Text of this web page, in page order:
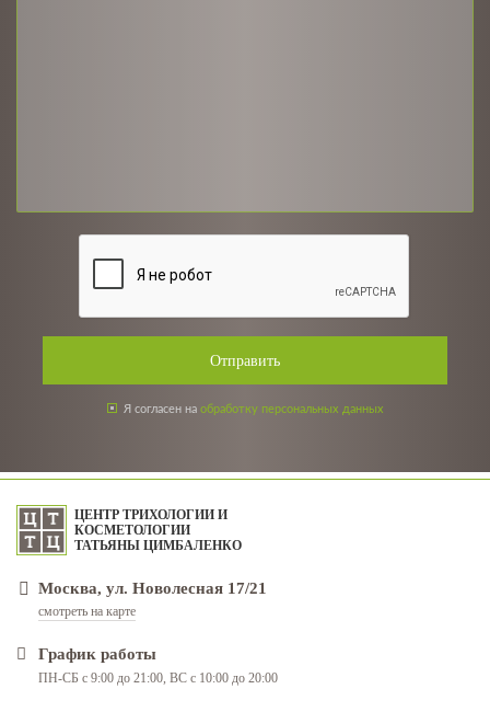
Отправить
Я согласен на обработку персональных данных
ЦЕНТР ТРИХОЛОГИИ И
КОСМЕТОЛОГИИ
ТАТЬЯНЫ ЦИМБАЛЕНКО
Москва, ул. Новолесная 17/21
смотреть на карте
График работы
ПН-СБ с 9:00 до 21:00, ВС с 10:00 до 20:00